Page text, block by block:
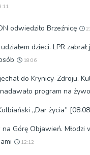
odwiedziło Brzeźnicę
dzieci. LPR zabrał
18:06
do Krynicy-Zdroju.
program na
„Dar życia”
Górę Objawień. Młodzi
12:12